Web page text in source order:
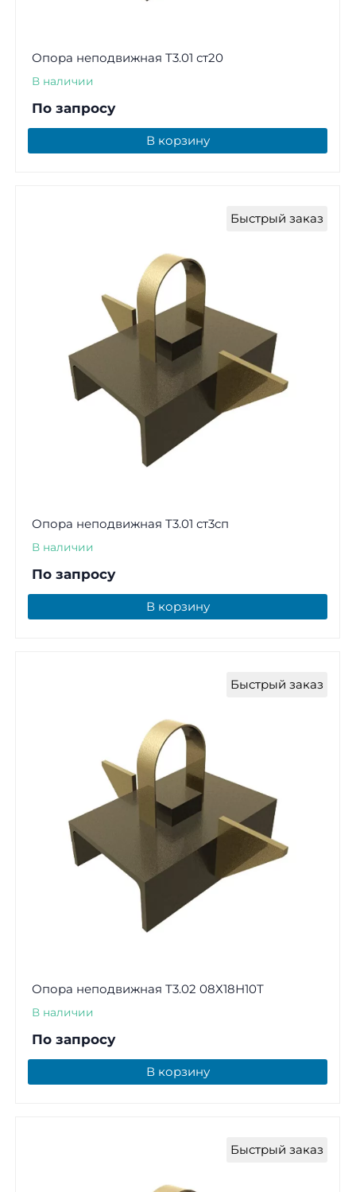
Опора неподвижная Т3.01 ст20
В наличии
По запросу
В корзину
Быстрый заказ
Опора неподвижная Т3.01 ст3сп
В наличии
По запросу
В корзину
Быстрый заказ
Опора неподвижная Т3.02 08Х18Н10Т
В наличии
По запросу
В корзину
Быстрый заказ